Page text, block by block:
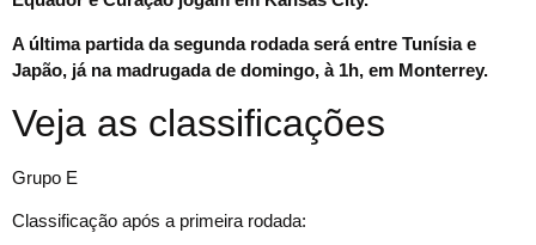
A última partida da segunda rodada será entre Tunísia e
Japão, já na madrugada de domingo, à 1h, em Monterrey.
Veja as classificações
Grupo E
Classificação após a primeira rodada: